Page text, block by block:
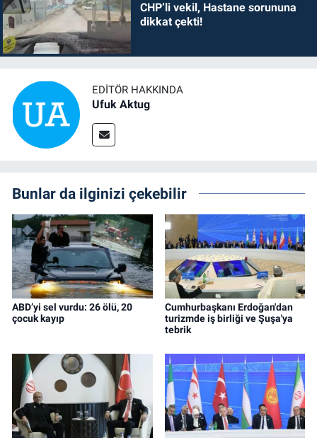
CHP’li vekil, Hastane sorununa
dikkat çekti!
EDITÖR HAKKINDA
Ufuk Aktug
Bunlar da ilginizi çekebilir
ABD’yi sel vurdu: 26 ölü, 20
çocuk kayıp
Cumhurbaşkanı Erdoğan'dan
turizmde iş birliği ve Şuşa'ya
tebrik